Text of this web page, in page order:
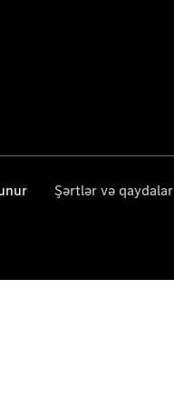
Şərtlər və qaydalar